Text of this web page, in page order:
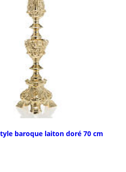
baroque laiton doré 70 cm